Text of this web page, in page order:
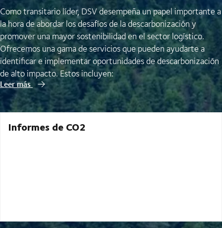
Como transitario líder, DSV desempeña un papel importante a
la hora de abordar los desafíos de la descarbonización y
promover una mayor sostenibilidad en el sector logístico.
Ofrecemos una gama de servicios que pueden ayudarte a
identificar e implementar oportunidades de descarbonización
de alto impacto. Estos incluyen:
Leer más
Informes de CO2